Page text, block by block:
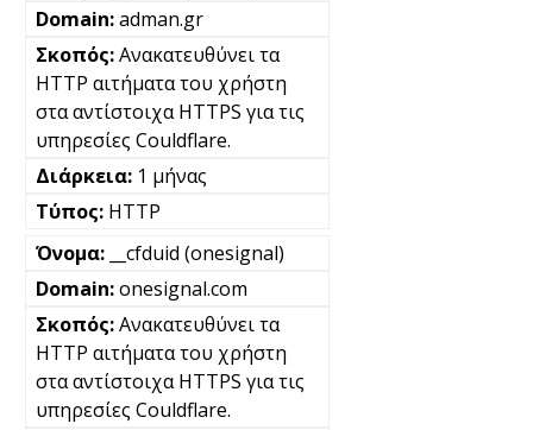
adman.gr
Ανακατευθύνει τα
HTTP αιτήματα του χρήστη
στα αντίστοιχα HTTPS για τις
υπηρεσίες Couldflare.
1 μήνας
HTTP
__cfduid (onesignal)
onesignal.com
Ανακατευθύνει τα
HTTP αιτήματα του χρήστη
στα αντίστοιχα HTTPS για τις
υπηρεσίες Couldflare.